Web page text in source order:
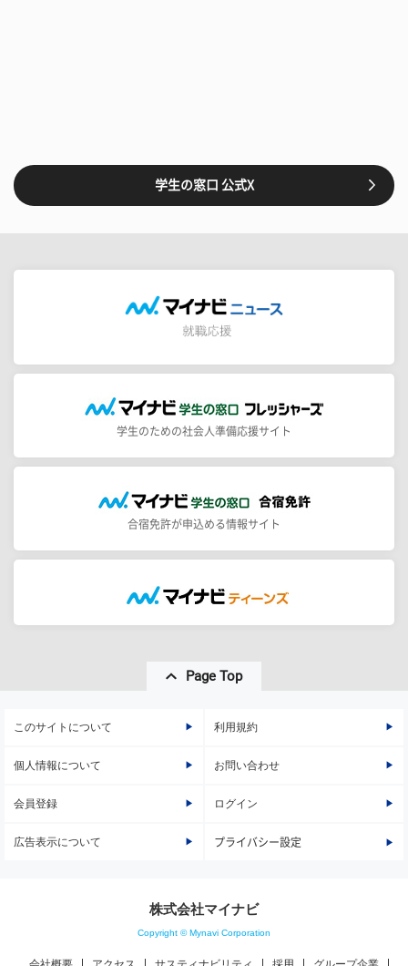
学生の窓口 公式X
学生のための社会人準備応援サイト
合宿免許が申込める情報サイト
Page Top
このサイトについて 利用規約
個人情報について お問い合わせ
会員登録 ログイン
広告表示について プライバシー設定
株式会社マイナビ
Copyright © Mynavi Corporation